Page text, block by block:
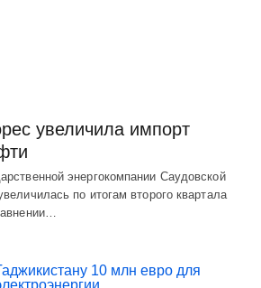
увеличила импорт
энергокомпании Саудовской
по итогам второго квартала